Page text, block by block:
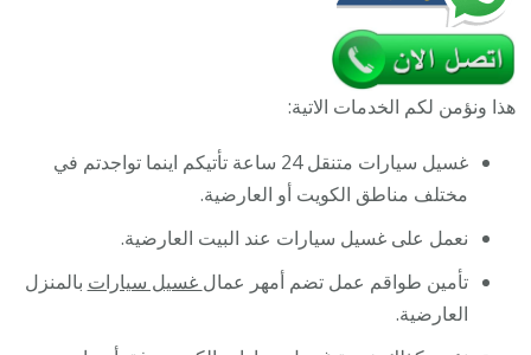
هذا ونؤمن لكم الخدمات الاتية:
غسيل سيارات متنقل 24 ساعة تأتيكم اينما تواجدتم في
مختلف مناطق الكويت أو العارضية.
نعمل على غسيل سيارات عند البيت العارضية.
تأمين طواقم عمل تضم أمهر عمال غسيل سيارات بالمنزل
العارضية.